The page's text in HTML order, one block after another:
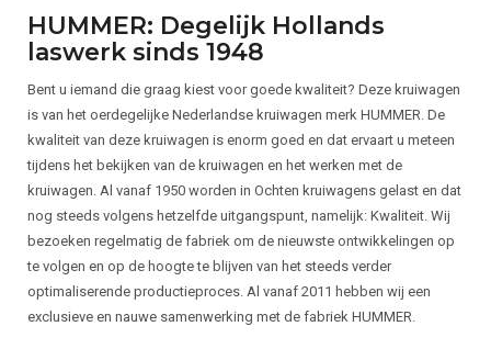
HUMMER: Degelijk Hollands
laswerk sinds 1948
Bent u iemand die graag kiest voor goede kwaliteit? Deze kruiwagen
is van het oerdegelijke Nederlandse kruiwagen merk HUMMER. De
kwaliteit van deze kruiwagen is enorm goed en dat ervaart u meteen
tijdens het bekijken van de kruiwagen en het werken met de
kruiwagen. Al vanaf 1950 worden in Ochten kruiwagens gelast en dat
nog steeds volgens hetzelfde uitgangspunt, namelijk: Kwaliteit. Wij
bezoeken regelmatig de fabriek om de nieuwste ontwikkelingen op
te volgen en op de hoogte te blijven van het steeds verder
optimaliserende productieproces. Al vanaf 2011 hebben wij een
exclusieve en nauwe samenwerking met de fabriek HUMMER.